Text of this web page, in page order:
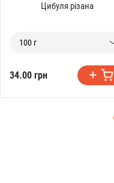
Цибуля різана
100 г
34.00 грн